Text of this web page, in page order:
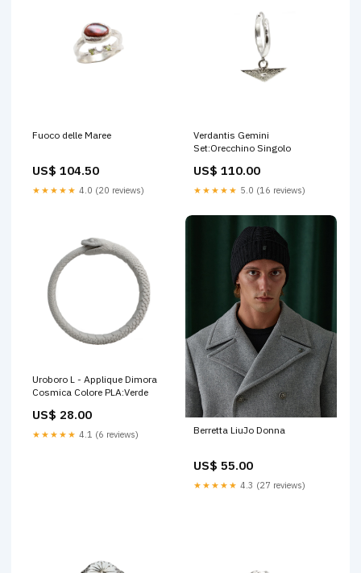
Fuoco delle Maree
US$ 104.50
★★★★★ 4.0 (20 reviews)
Verdantis Gemini
Set:Orecchino Singolo
US$ 110.00
★★★★★ 5.0 (16 reviews)
Uroboro L - Applique Dimora
Cosmica Colore PLA:Verde
US$ 28.00
★★★★★ 4.1 (6 reviews) Berretta LiuJo Donna
US$ 55.00
★★★★★ 4.3 (27 reviews)